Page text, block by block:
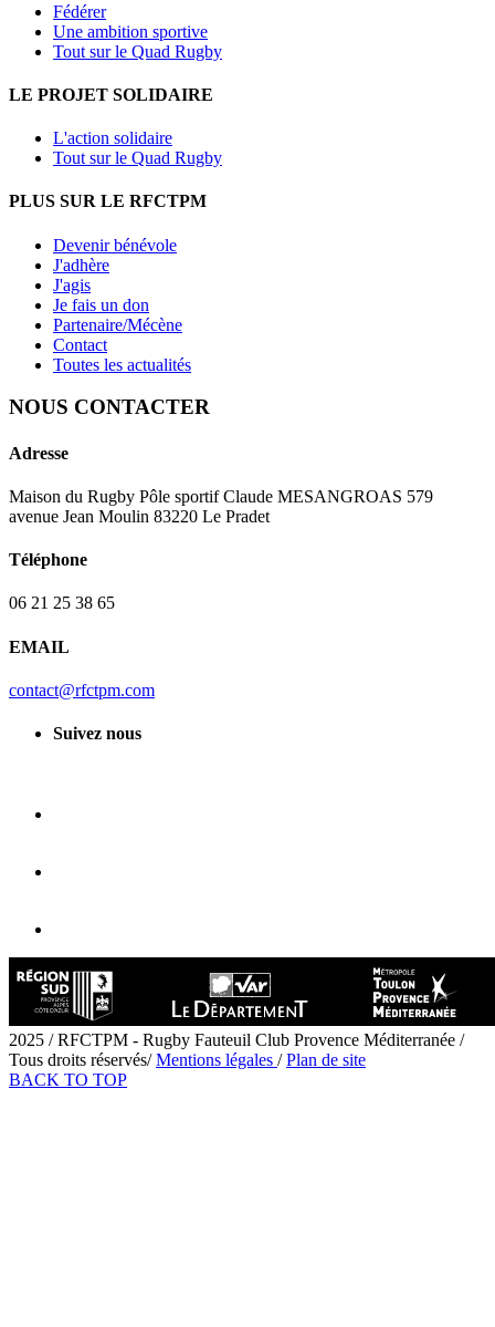
Fédérer
Une ambition sportive
Tout sur le Quad Rugby
LE PROJET SOLIDAIRE
L'action solidaire
Tout sur le Quad Rugby
PLUS SUR LE RFCTPM
Devenir bénévole
J'adhère
J'agis
Je fais un don
Partenaire/Mécène
Contact
Toutes les actualités
NOUS CONTACTER
Adresse
Maison du Rugby Pôle sportif Claude MESANGROAS 579
avenue Jean Moulin 83220 Le Pradet
Téléphone
06 21 25 38 65
EMAIL
contact@rfctpm.com
Suivez nous
2025 / RFCTPM - Rugby Fauteuil Club Provence Méditerranée /
Tous droits réservés/Mentions légales /Plan de site
BACK TO TOP